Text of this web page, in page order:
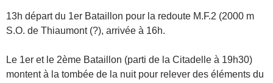
13h départ du 1er Bataillon pour la redoute M.F.2 (2000 m
S.O. de Thiaumont (?), arrivée à 16h.
Le 1er et le 2ème Bataillon (parti de la Citadelle à 19h30)
montent à la tombée de la nuit pour relever des éléments du